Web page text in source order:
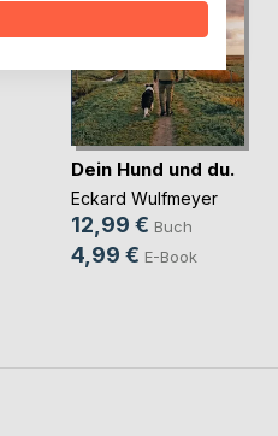
Dein Hund und du.
Eckard Wulfmeyer
12,99 € Buch
4,99 € E-Book